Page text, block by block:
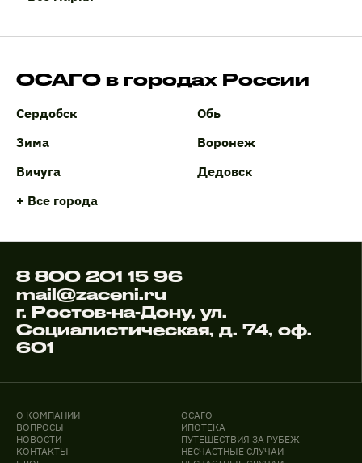
ОСАГО в городах России
Сердобск
Обь
Зима
Воронеж
Вичуга
Дедовск
+ Все города
8 800 201 15 96
mail@zaceni.ru
г. Ростов-на-Дону, ул.
Социалистическая, д. 74, оф.
601
О КОМПАНИИ
ВОПРОСЫ
НОВОСТИ
КОНТАКТЫ
ОСАГО
ИПОТЕКА
ПУТЕШЕСТВИЯ ЗА РУБЕЖ
НЕСЧАСТНЫЕ СЛУЧАИ